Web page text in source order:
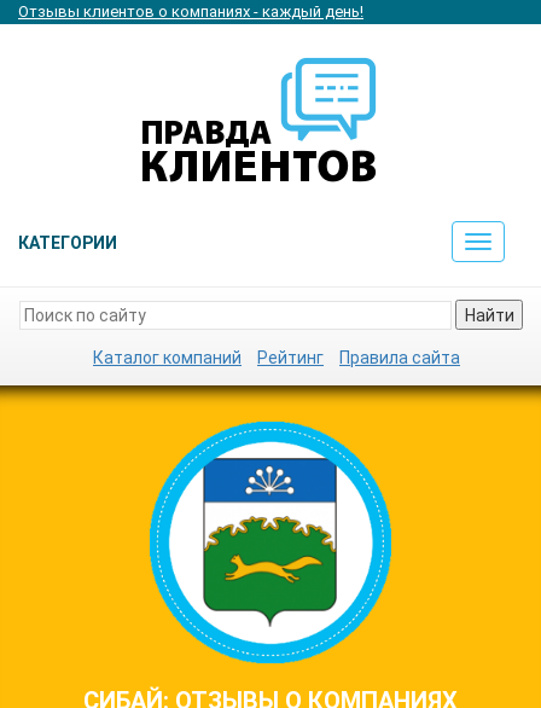
Отзывы клиентов о компаниях - каждый день!
КАТЕГОРИИ
Toggle
Найти
Каталог компаний Рейтинг Правила сайта
СИБАЙ: ОТЗЫВЫ О КОМПАНИЯХ